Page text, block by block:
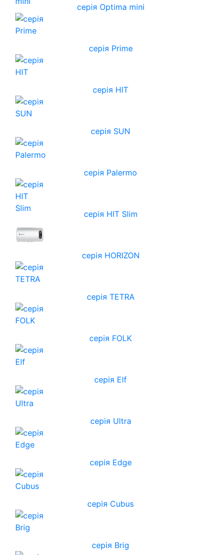
серія Optima mini
серія Prime
серія HIT
серія SUN
серія Palermo
серія HIT Slim
cерія HORIZON
серія TETRA
серія FOLK
серія Elf
серія Ultra
серія Edge
серія Cubus
серія Brig